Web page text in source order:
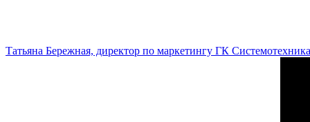
Татьяна Бережная, директор по маркетингу ГК Системотехника